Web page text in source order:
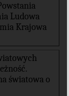
Ludowa
Krajowa
światowa o